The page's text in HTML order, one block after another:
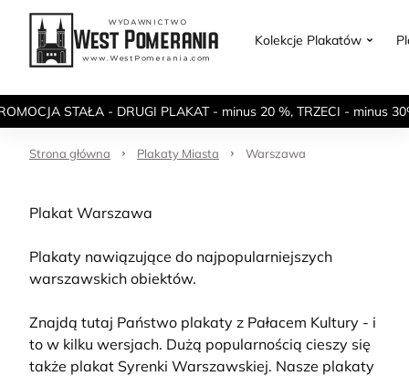
Kolekcje Plakatów
STAŁA - DRUGI PLAKAT - minus 20 %, TRZECI - minus
Strona główna Plakaty Miasta Warszawa
Plakat Warszawa
Plakaty nawiązujące do najpopularniejszych
warszawskich obiektów.
Znajdą tutaj Państwo plakaty z Pałacem Kultury - i
to w kilku wersjach. Dużą popularnością cieszy się
także plakat Syrenki Warszawskiej. Nasze plakaty